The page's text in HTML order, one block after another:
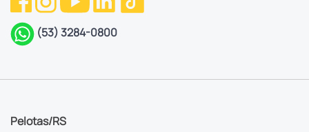
(53) 3284-0800
Pelotas/RS